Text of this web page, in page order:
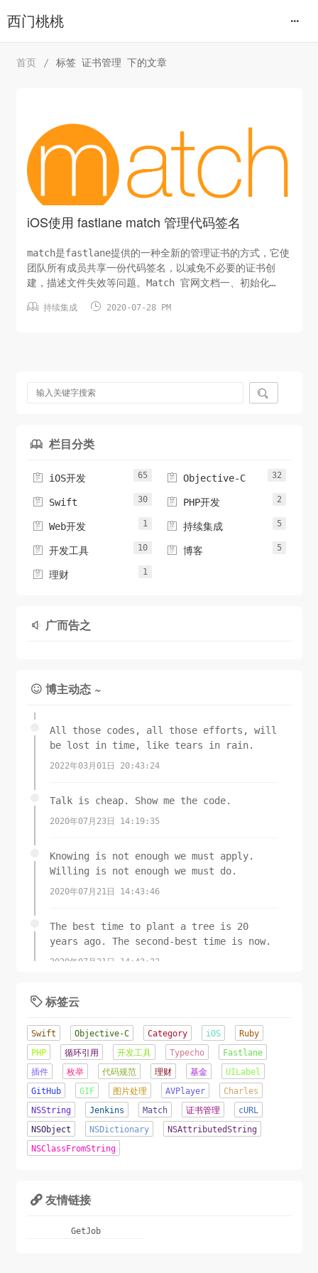
西门桃桃
首页 / 标签 证书管理 下的文章
iOS使用 fastlane match 管理代码签名
match是fastlane提供的一种全新的管理证书的方式，它使
团队所有成员共享一份代码签名，以减免不必要的证书创
建，描述文件失效等问题。Match 官网文档一、初始化
 持续集成  2020-07-28 PM

 栏目分类
 iOS开发 65  Objective-C 32
 Swift 30  PHP开发 2
 Web开发 1  持续集成 5
 开发工具 10  博客 5
 理财 1
 广而告之
 博主动态 ~
All those codes, all those efforts, will
be lost in time, like tears in rain.
2022年03月01日 20:43:24
Talk is cheap. Show me the code.
2020年07月23日 14:19:35
Knowing is not enough we must apply.
Willing is not enough we must do.
2020年07月21日 14:43:46
The best time to plant a tree is 20
years ago. The second-best time is now.
2020年07月21日 14:42:22
 标签云
Swift Objective-C Category iOS
Ruby
PHP
循环引用 开发工具 Typecho
Fastlane
插件
枚举 代码规范 理财 基金
UILabel
GitHub
GIF 图片处理 AVPlayer
Charles
NSString
Jenkins Match 证书管理
cURL
NSObject
NSDictionary
NSAttributedString
NSClassFromString
 友情链接
GetJob